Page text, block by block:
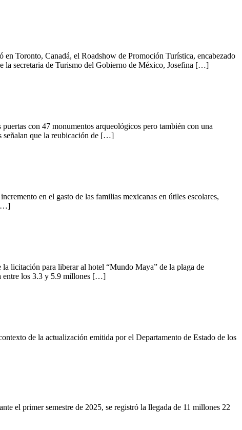
Toronto, Canadá, el Roadshow de Promoción Turística, encabezado
la secretaria de Turismo del Gobierno de México, Josefina […]
con 47 monumentos arqueológicos pero también con una
señalan que la reubicación de […]
en el gasto de las familias mexicanas en útiles escolares,
[…]
licitación para liberar al hotel “Mundo Maya” de la plaga de
entre los 3.3 y 5.9 millones […]
de la actualización emitida por el Departamento de Estado de los
primer semestre de 2025, se registró la llegada de 11 millones 22